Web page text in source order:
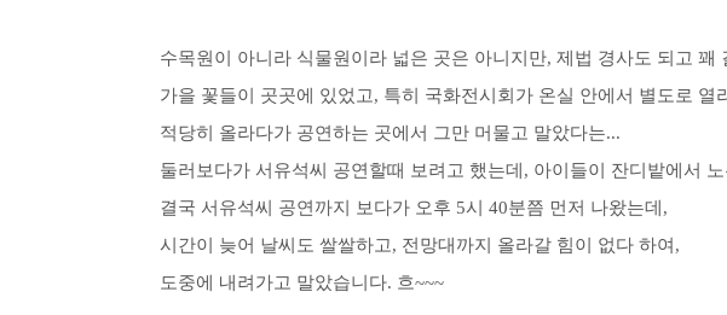
수목원이 아니라 식물원이라 넓은 곳은 아니지만, 제법 경사도 되고 꽤
가을 꽃들이 곳곳에 있었고, 특히 국화전시회가 온실 안에서 별도로 열
적당히 올라다가 공연하는 곳에서 그만 머물고 말았다는...
둘러보다가 서유석씨 공연할때 보려고 했는데, 아이들이 잔디밭에서
결국 서유석씨 공연까지 보다가 오후 5시 40분쯤 먼저 나왔는데,
시간이 늦어 날씨도 쌀쌀하고, 전망대까지 올라갈 힘이 없다 하여,
도중에 내려가고 말았습니다. 흐~~~